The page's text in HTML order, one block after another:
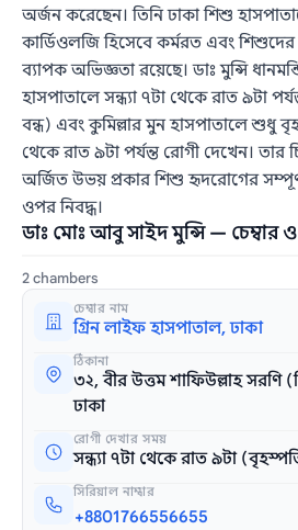
অর্জন করেছেন। তিনি ঢাকা শিশু
কার্ডিওলজি হিসেবে কর্মরত এবং
ব্যাপক অভিজ্ঞতা রয়েছে। ডাঃ মুন্সি
হাসপাতালে সন্ধ্যা ৭টা থেকে রাত ৯টা
বন্ধ) এবং কুমিল্লার মুন হাসপাতালে শুধু
থেকে রাত ৯টা পর্যন্ত রোগী দেখেন।
অর্জিত উভয় প্রকার শিশু হৃদরোগের সম্পূর্ণ
ওপর নিবদ্ধ।
ডাঃ মোঃ আবু সাইদ মুন্সি — চেম্বার ও
2 chambers
চেম্বার নাম
গ্রিন লাইফ হাসপাতাল, ঢাকা
ঠিকানা
৩২, বীর উত্তম শাফিউল্লাহ সরণি
ঢাকা
রোগী দেখার সময়
সন্ধ্যা ৭টা থেকে রাত ৯টা
সিরিয়াল নাম্বার
+8801766556655